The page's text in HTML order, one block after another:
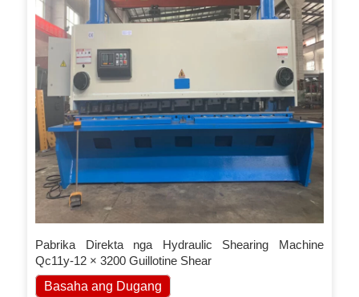
Pabrika Direkta nga Hydraulic Shearing Machine
Qc11y-12 × 3200 Guillotine Shear
Basaha ang Dugang